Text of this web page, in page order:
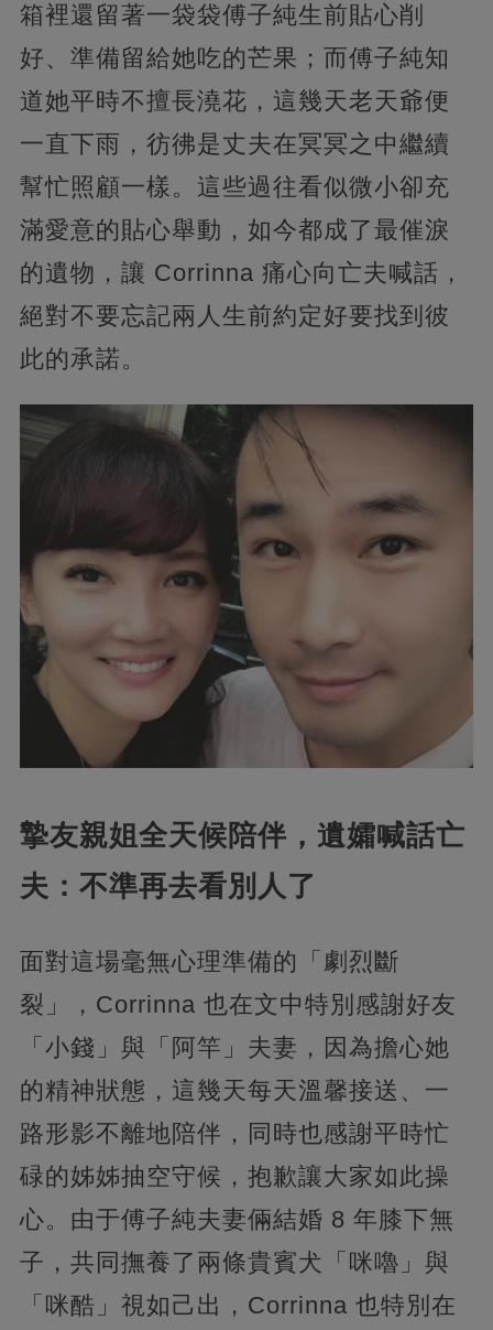
箱裡還留著一袋袋傅子純生前貼心削
好、準備留給她吃的芒果；而傅子純知
道她平時不擅長澆花，這幾天老天爺便
一直下雨，彷彿是丈夫在冥冥之中繼續
幫忙照顧一樣。這些過往看似微小卻充
滿愛意的貼心舉動，如今都成了最催淚
的遺物，讓 Corrinna 痛心向亡夫喊話，
絕對不要忘記兩人生前約定好要找到彼
此的承諾。
摯友親姐全天候陪伴，遺孀喊話亡
夫：不準再去看別人了
面對這場毫無心理準備的「劇烈斷
裂」，Corrinna 也在文中特別感謝好友
「小錢」與「阿竿」夫妻，因為擔心她
的精神狀態，這幾天每天溫馨接送、一
路形影不離地陪伴，同時也感謝平時忙
碌的姊姊抽空守候，抱歉讓大家如此操
心。由于傅子純夫妻倆結婚 8 年膝下無
子，共同撫養了兩條貴賓犬「咪嚕」與
「咪酷」視如己出，Corrinna 也特別在